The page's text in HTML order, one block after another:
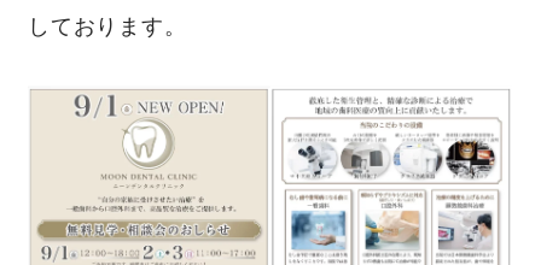
しております。